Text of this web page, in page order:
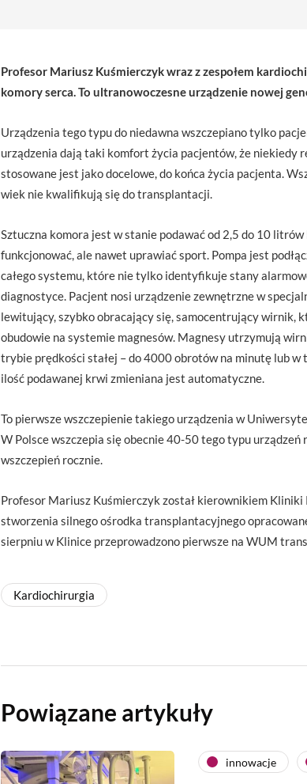
Profesor Mariusz Kuśmierczyk wraz z zespołem
komory serca. To ultranowoczesne urządzenie nowej
Urządzenia tego typu do niedawna wszczepiano tylko
urządzenia dają taki komfort życia pacjentów, że niekiedy
stosowane jest jako docelowe, do końca życia pacjenta.
wiek nie kwalifikują się do transplantacji.
Sztuczna komora jest w stanie podawać od 2,5 do 10
funkcjonować, ale nawet uprawiać sport. Pompa jest
całego systemu, które nie tylko identyfikuje stany
diagnostyce. Pacjent nosi urządzenie zewnętrzne w
lewitujący, szybko obracający się, samocentrujący wirnik,
obudowie na systemie magnesów. Magnesy utrzymują
trybie prędkości stałej – do 4000 obrotów na minutę lub
ilość podawanej krwi zmieniana jest automatyczne.
To pierwsze wszczepienie takiego urządzenia w
W Polsce wszczepia się obecnie 40-50 tego typu
wszczepień rocznie.
Profesor Mariusz Kuśmierczyk został kierownikiem
stworzenia silnego ośrodka transplantacyjnego
sierpniu w Klinice przeprowadzono pierwsze na WUM
Kardiochirurgia
Powiązane artykuły
innowacje